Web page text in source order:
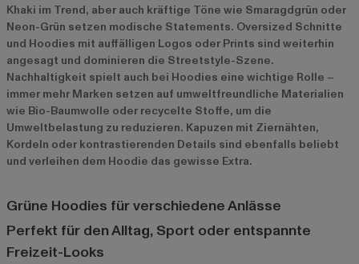
Khaki im Trend, aber auch kräftige Töne wie Smaragdgrün oder
Neon-Grün setzen modische Statements. Oversized Schnitte
und Hoodies mit auffälligen Logos oder Prints sind weiterhin
angesagt und dominieren die Streetstyle-Szene.
Nachhaltigkeit spielt auch bei Hoodies eine wichtige Rolle –
immer mehr Marken setzen auf umweltfreundliche Materialien
wie Bio-Baumwolle oder recycelte Stoffe, um die
Umweltbelastung zu reduzieren. Kapuzen mit Ziernähten,
Kordeln oder kontrastierenden Details sind ebenfalls beliebt
und verleihen dem Hoodie das gewisse Extra.
Grüne Hoodies für verschiedene Anlässe
Perfekt für den Alltag, Sport oder entspannte
Freizeit-Looks